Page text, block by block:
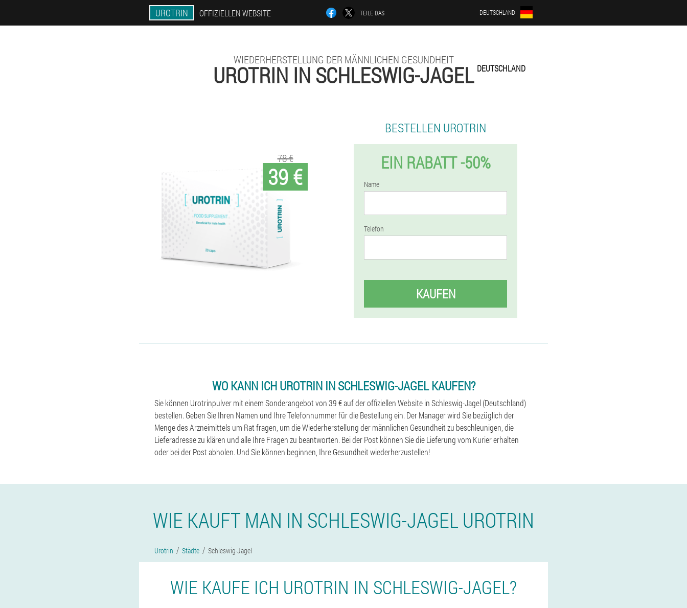
UROTRIN OFFIZIELLEN WEBSITE TEILE DAS DEUTSCHLAND
WIEDERHERSTELLUNG DER MÄNNLICHEN GESUNDHEIT
UROTRIN IN SCHLESWIG-JAGEL DEUTSCHLAND
39 €
78 €
BESTELLEN UROTRIN
EIN RABATT -50%
Name
Telefon
KAUFEN
WO KANN ICH UROTRIN IN SCHLESWIG-JAGEL KAUFEN?
Sie können Urotrinpulver mit einem Sonderangebot von 39 € auf der offiziellen Website in Schleswig-Jagel (Deutschland)
bestellen. Geben Sie Ihren Namen und Ihre Telefonnummer für die Bestellung ein. Der Manager wird Sie bezüglich der
Menge des Arzneimittels um Rat fragen, um die Wiederherstellung der männlichen Gesundheit zu beschleunigen, die
Lieferadresse zu klären und alle Ihre Fragen zu beantworten. Bei der Post können Sie die Lieferung vom Kurier erhalten
oder bei der Post abholen. Und Sie können beginnen, Ihre Gesundheit wiederherzustellen!
WIE KAUFT MAN IN SCHLESWIG-JAGEL UROTRIN
Urotrin Städte Schleswig-Jagel
WIE KAUFE ICH UROTRIN IN SCHLESWIG-JAGEL?